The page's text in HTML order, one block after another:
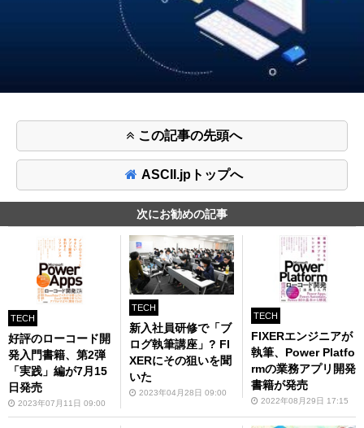
この記事の先頭へ
ASCII.jpトップへ
次にお勧めの記事
TECH
好評のローコード開
発入門書籍、第2弾
「実践」編が7月15
日発売
2023年07月11日 09:00
TECH
新入社員研修で「ブ
ログ執筆講座」? FI
XERにその狙いを聞
いた
2023年04月28日 09:00
TECH
FIXERエンジニアが
執筆、Power Platfo
rmの業務アプリ開発
書籍が発売
2022年08月29日 17:15